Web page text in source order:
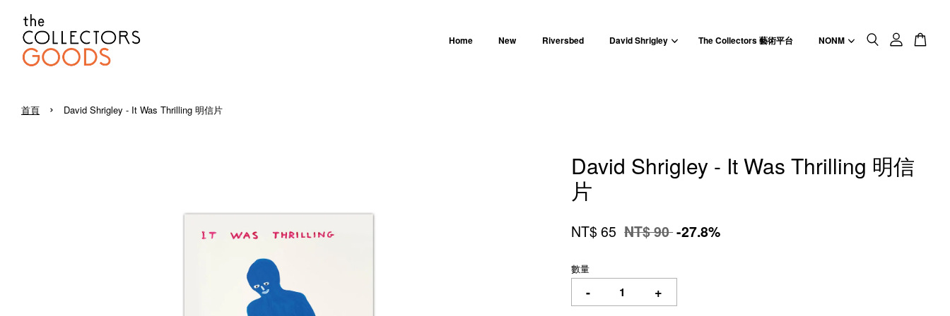
Home New Riversbed David Shrigley The Collectors 藝術平台 NONM
首頁 › David Shrigley - It Was Thrilling 明信片
David Shrigley - It Was Thrilling 明信
片
NT$ 65 NT$ 90-27.8%
數量
- +